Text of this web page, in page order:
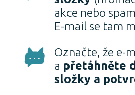
akce nebo
E-mail se tam
Označte, že e-
a přetáhněte
složky a